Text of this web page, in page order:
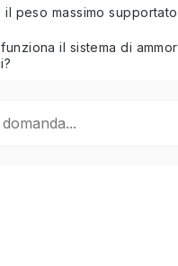
il peso massimo
il sistema di